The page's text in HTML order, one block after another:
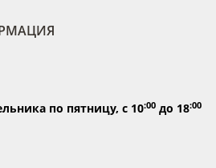
по пятницу, с 10:00 до 18:00